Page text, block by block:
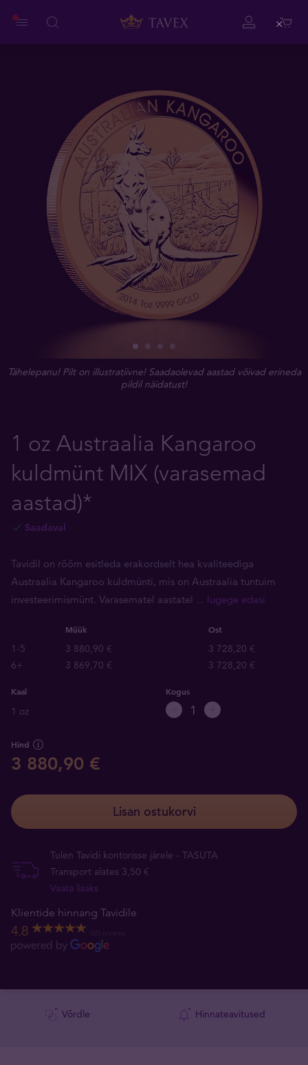
Tähelepanu! Pilt on illustratiivne! Saadaolevad aastad võivad erineda
pildil näidatust!
1 oz Austraalia Kangaroo
kuldmünt MIX (varasemad
aastad)*
Saadaval
Tavidil on rõõm esitleda erakordselt hea kvaliteediga
Austraalia Kangaroo kuldmünti, mis on Austraalia tuntuim
investeerimismünt. Varasematel aastatel ... lugege edasi
Müük Ost
1-5 3 880,90 €
3 728,20 €
6+
3 869,70 € 3 728,20 €
Kaal
1 oz
Kogus
Hind
3 880,90 €
Lisan ostukorvi
Tulen Tavidi kontorisse järele - TASUTA
Transport alates 3,50 €
Vaata lisaks
Klientide hinnang Tavidile
4.8
Võrdle Hinnateavitused
Close